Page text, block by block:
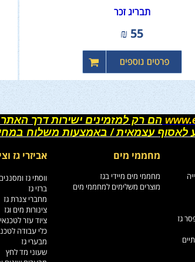
תבריג זכר
55
₪
הם רק למזמינים ישירות דרך
לאסוף עצמאית / באמצעות משלוח
מחממי מים אביזרי גז
גז
מחממי מים מיידי בגז
מוצרים משלימים למחממי מים
ווסתי גז
ברזי גז
מחברי צנרת גז
צינורות מים וגז
ציוד עזר
כלי עבודה
מבערי גז
שעוני מד לחץ